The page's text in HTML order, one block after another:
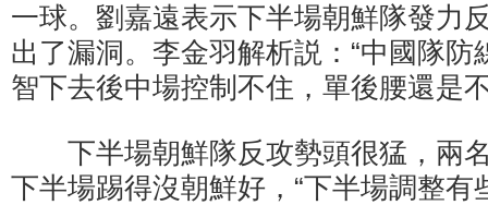
一球。劉嘉遠表示下半場朝鮮隊發力
出了漏洞。李金羽解析説：“中國隊
智下去後中場控制不住，單後腰還是
下半場朝鮮隊反攻勢頭很猛，兩
下半場踢得沒朝鮮好，“下半場調整有